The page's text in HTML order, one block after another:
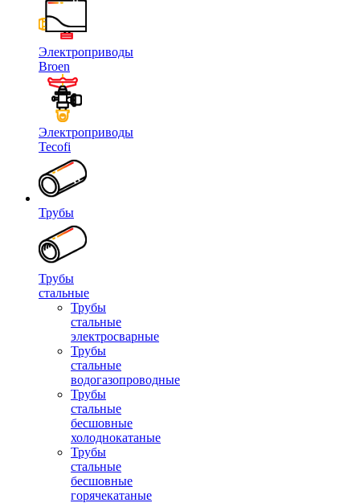
Электроприводы
Broen
Электроприводы
Tecofi
Трубы
Трубы
стальные
Трубы
стальные
электросварные
Трубы
стальные
водогазопроводные
Трубы
стальные
бесшовные
холоднокатаные
Трубы
стальные
бесшовные
горячекатаные